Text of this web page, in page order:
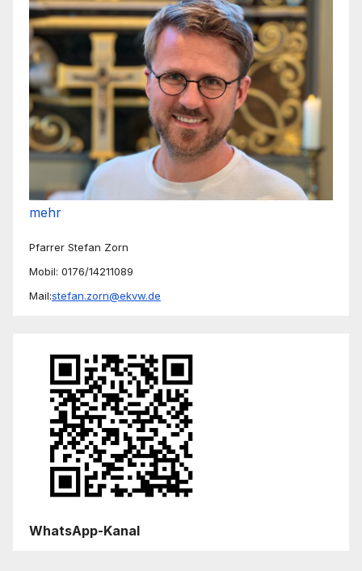
mehr
Pfarrer Stefan Zorn
Mobil: 0176/14211089
Mail:stefan.zorn@ekvw.de
WhatsApp-Kanal